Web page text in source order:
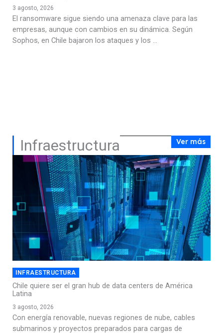
3 agosto, 2026
El ransomware sigue siendo una amenaza clave para las
empresas, aunque con cambios en su dinámica. Según
Sophos, en Chile bajaron los ataques y los ...
Infraestructura Ver más
INFRAESTRUCTURA
Chile quiere ser el gran hub de data centers de América
Latina
3 agosto, 2026
Con energía renovable, nuevas regiones de nube, cables
submarinos y proyectos preparados para cargas de